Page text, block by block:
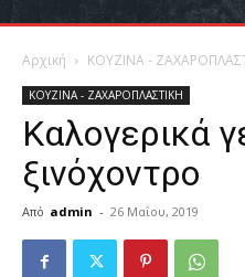
Αρχική ΚΟΥΖΙΝΑ -
ΚΟΥΖΙΝΑ - ΖΑΧΑΡΟΠΛΑΣΤΙΚΗ
Καλογερικά
ξινόχοντρο
Από admin - 26 Μαΐου, 2019